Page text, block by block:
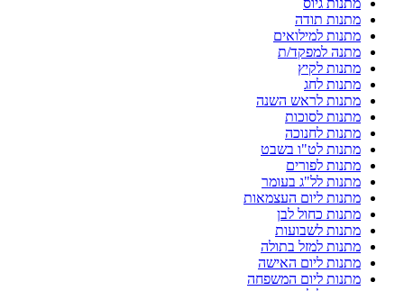
מתנות גיוס
מתנות תודה
מתנות למילואים
מתנה למפקד/ת
מתנות לקיץ
מתנות לחג
מתנות לראש השנה
מתנות לסוכות
מתנות לחנוכה
מתנות לט"ו בשבט
מתנות לפורים
מתנות לל"ג בעומר
מתנות ליום העצמאות
מתנות כחול לבן
מתנות לשבועות
מתנות למזל בתולה
מתנות ליום האישה
מתנות ליום המשפחה